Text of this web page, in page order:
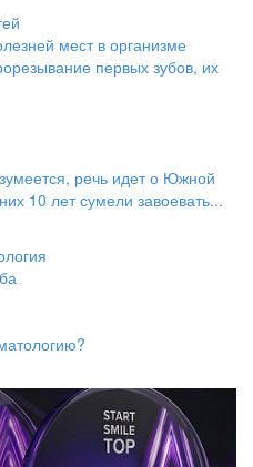
мест в организме
первых зубов, их
речь идет о Южной
10 лет сумели завоевать...